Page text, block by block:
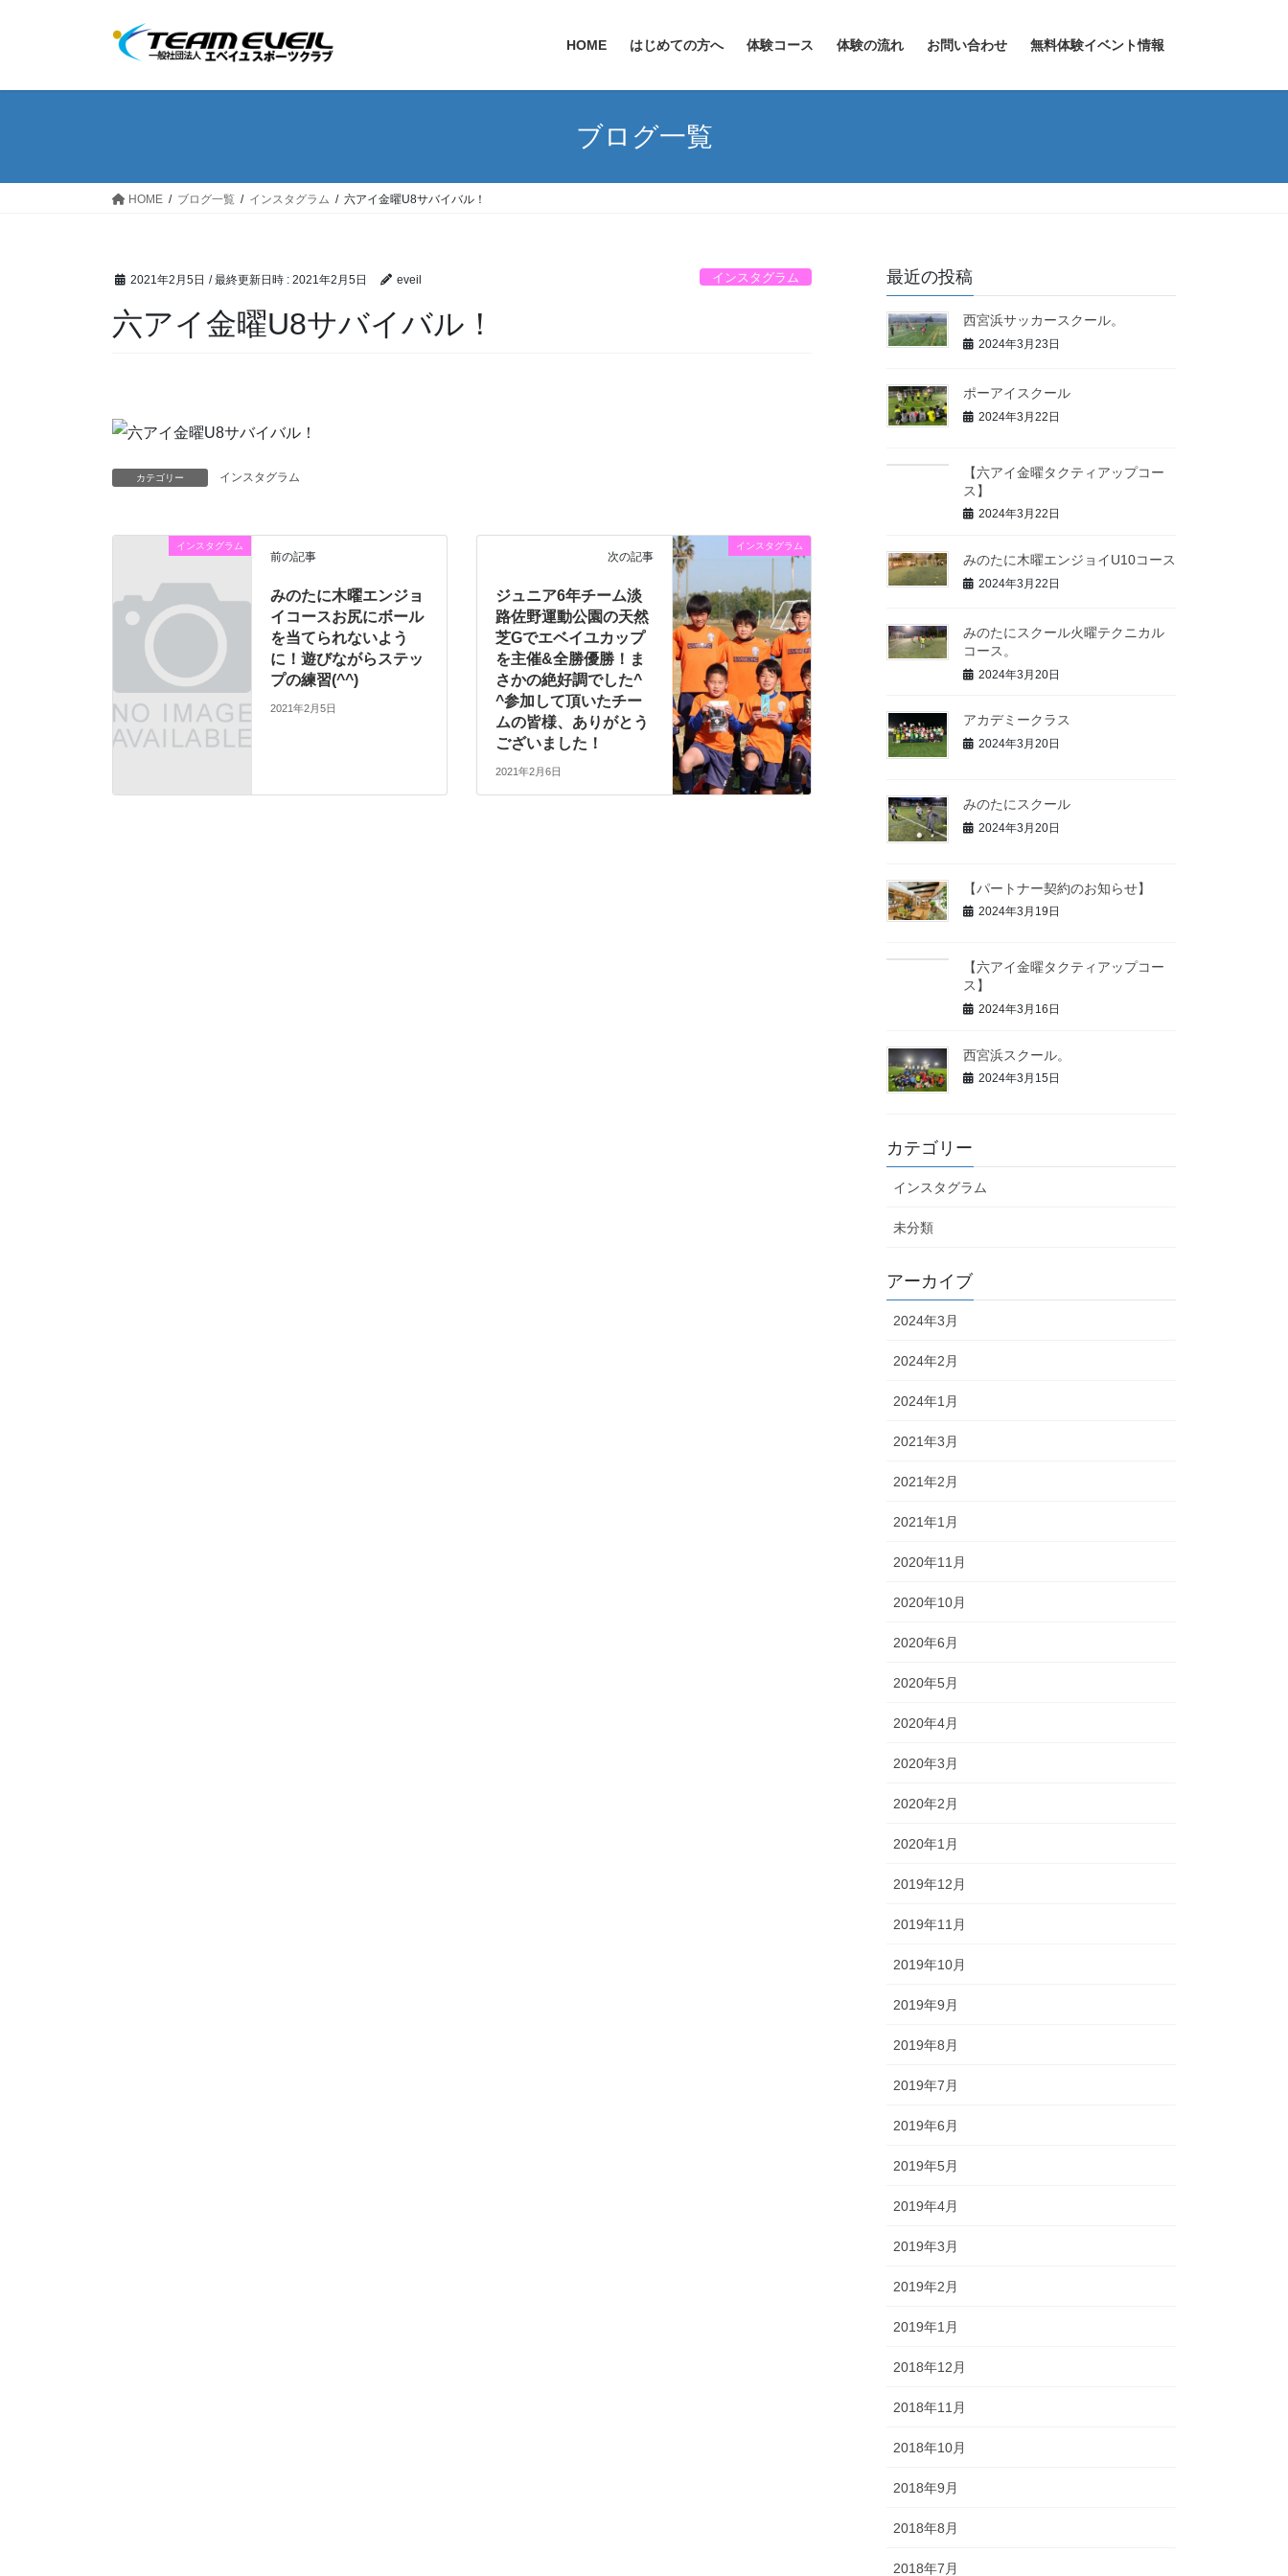
HOME はじめての方へ 体験コース 体験の流れ お問い合わせ 無料体験イベント情報
ブログ一覧
HOME ブログ一覧 インスタグラム 六アイ金曜U8サバイバル！
2021年2月5日 / 最終更新日時 : 2021年2月5日 eveil インスタグラム
六アイ金曜U8サバイバル！
カテゴリー インスタグラム
インスタグラム
前の記事
みのたに木曜エンジョ
イコースお尻にボール
を当てられないよう
に！遊びながらステッ
プの練習(^^)
2021年2月5日
インスタグラム
次の記事
ジュニア6年チーム淡
路佐野運動公園の天然
芝Gでエベイユカップ
を主催&全勝優勝！ま
さかの絶好調でした^
^参加して頂いたチー
ムの皆様、ありがとう
ございました！
2021年2月6日
最近の投稿
西宮浜サッカースクール。
2024年3月23日
ポーアイスクール
2024年3月22日
【六アイ金曜タクティアップコー
ス】
2024年3月22日
みのたに木曜エンジョイU10コース
2024年3月22日
みのたにスクール火曜テクニカル
コース。
2024年3月20日
アカデミークラス
2024年3月20日
みのたにスクール
2024年3月20日
【パートナー契約のお知らせ】
2024年3月19日
【六アイ金曜タクティアップコー
ス】
2024年3月16日
西宮浜スクール。
2024年3月15日
カテゴリー
インスタグラム
未分類
アーカイブ
2024年3月
2024年2月
2024年1月
2021年3月
2021年2月
2021年1月
2020年11月
2020年10月
2020年6月
2020年5月
2020年4月
2020年3月
2020年2月
2020年1月
2019年12月
2019年11月
2019年10月
2019年9月
2019年8月
2019年7月
2019年6月
2019年5月
2019年4月
2019年3月
2019年2月
2019年1月
2018年12月
2018年11月
2018年10月
2018年9月
2018年8月
2018年7月